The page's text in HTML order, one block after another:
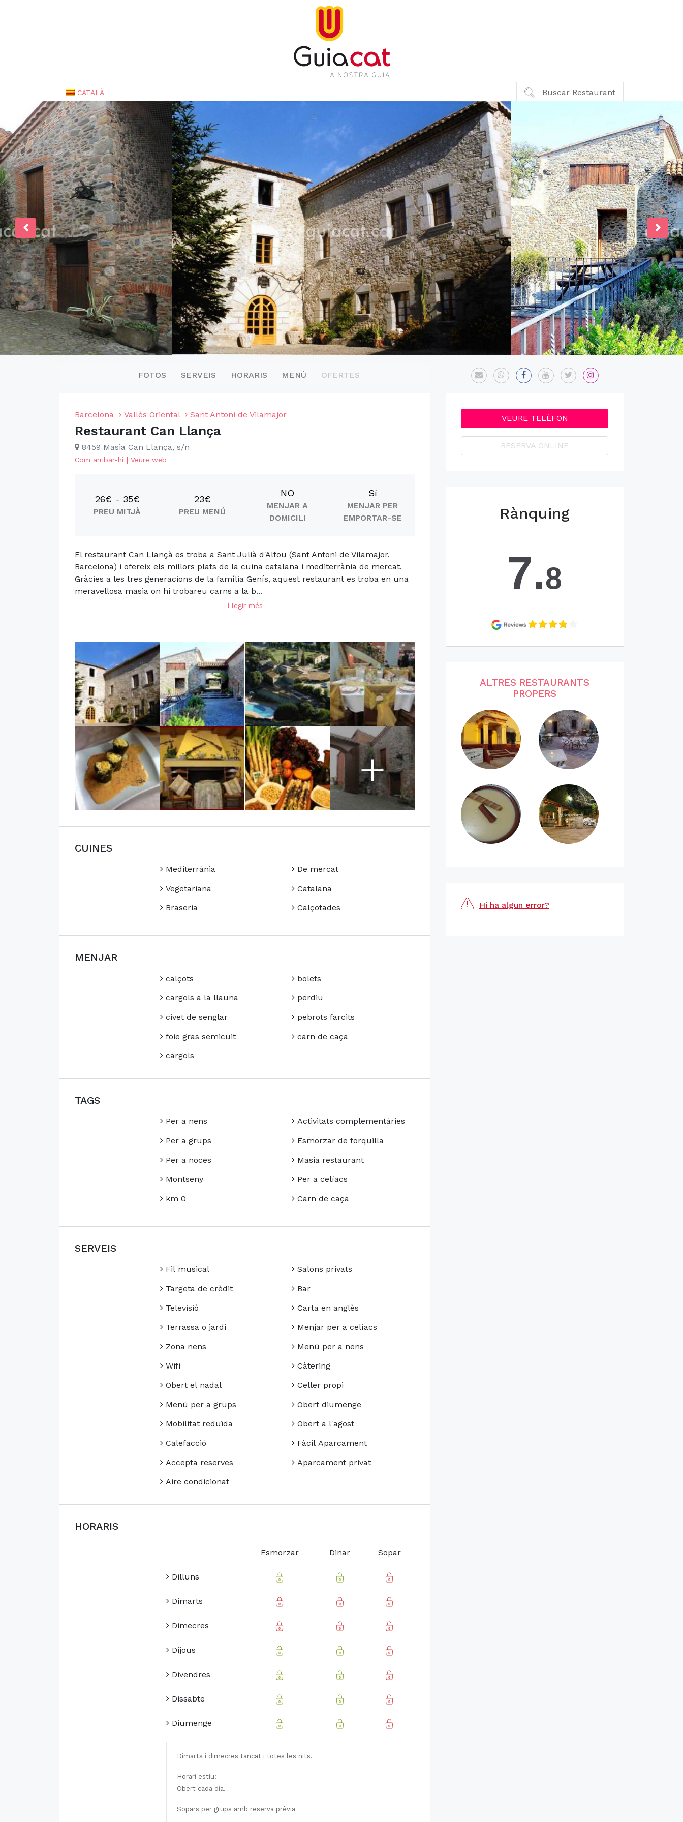
CATALÀ Buscar Restaurant
FOTOS SERVEIS HORARIS MENÚ OFERTES
Barcelona Vallès Oriental Sant Antoni de Vilamajor
Restaurant Can Llança
8459 Masia Can Llança, s/n
Com arribar-hi | Veure web
26€ - 35€
PREU MITJÀ
23€
PREU MENÚ
NO
MENJAR A
DOMICILI
Sí
MENJAR PER
EMPORTAR-SE
El restaurant Can Llançà es troba a Sant Julià d'Alfou (Sant Antoni de Vilamajor,
Barcelona) i ofereix els millors plats de la cuina catalana i mediterrània de mercat.
Gràcies a les tres generacions de la família Genís, aquest restaurant es troba en una
meravellosa masia on hi trobareu carns a la b...
Llegir més
+
CUINES
Mediterrània
Vegetariana
Braseria
De mercat
Catalana
Calçotades
MENJAR
calçots
cargols a la llauna
civet de senglar
foie gras semicuit
cargols
bolets
perdiu
pebrots farcits
carn de caça
TAGS
Per a nens
Per a grups
Per a noces
Montseny
km 0
Activitats complementàries
Esmorzar de forquilla
Masia restaurant
Per a celíacs
Carn de caça
SERVEIS
Fil musical
Targeta de crèdit
Televisió
Terrassa o jardí
Zona nens
Wifi
Obert el nadal
Menú per a grups
Mobilitat reduïda
Calefacció
Accepta reserves
Aire condicionat
Salons privats
Bar
Carta en anglès
Menjar per a celíacs
Menú per a nens
Càtering
Celler propi
Obert diumenge
Obert a l'agost
Fàcil Aparcament
Aparcament privat
HORARIS
Esmorzar Dinar Sopar
Dilluns
Dimarts
Dimecres
Dijous
Divendres
Dissabte
Diumenge
Dimarts i dimecres tancat i totes les nits.
Horari estiu:
Obert cada dia.
Sopars per grups amb reserva prèvia
VEURE TELÈFON
RESERVA ONLINE
Rànquing
7.8
ALTRES RESTAURANTS
PROPERS
Hi ha algun error?